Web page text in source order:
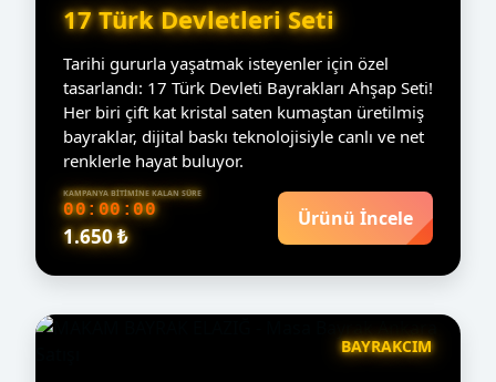
17 Türk Devletleri Seti
Tarihi gururla yaşatmak isteyenler için özel
tasarlandı: 17 Türk Devleti Bayrakları Ahşap Seti!
Her biri çift kat kristal saten kumaştan üretilmiş
bayraklar, dijital baskı teknolojisiyle canlı ve net
renklerle hayat buluyor.
KAMPANYA BITIMINE KALAN SÜRE
00:00:00
1.650 ₺
Ürünü İncele
BAYRAKCIM